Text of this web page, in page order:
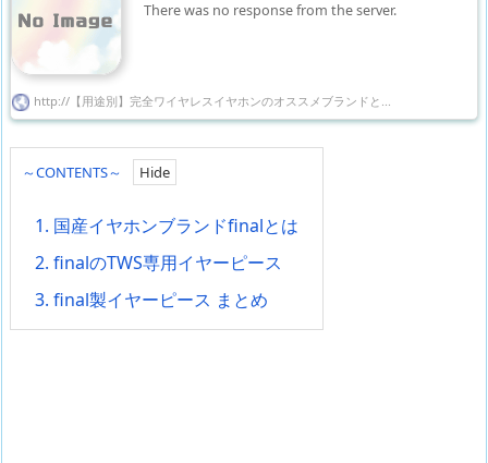
There was no response from the server.
http://【用途別】完全ワイヤレスイヤホンのオススメブランドと...
～CONTENTS～
1. 国産イヤホンブランドfinalとは
2. finalのTWS専用イヤーピース
3. final製イヤーピース まとめ